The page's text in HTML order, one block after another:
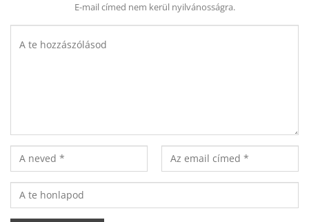
E-mail címed nem kerül nyilvánosságra.